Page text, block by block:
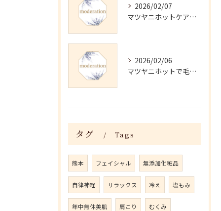
2026/02/07
マツヤニホットケアの正しい使い方と継続法
2026/02/06
マツヤニホットで毛穴・くすみ改善術
タグ Tags
熊本 フェイシャル 無添加化粧品
自律神経 リラックス 冷え 塩もみ
年中無休美肌 肩こり むくみ